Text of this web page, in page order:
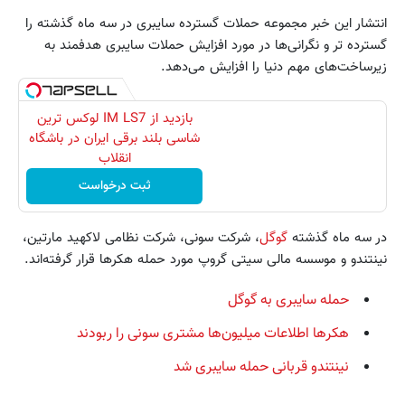
انتشار این خبر مجموعه حملات گسترده سایبری در سه ماه گذشته را
گسترده تر و نگرانی‌ها در مورد افزایش حملات سایبری هدفمند به
زیرساخت‌های مهم دنیا را افزایش می‌دهد.
بازدید از IM LS7 لوکس ترین
شاسی بلند برقی ایران در باشگاه
انقلاب
ثبت درخواست
در سه ماه گذشته گوگل، شرکت سونی، شرکت نظامی لاکهید مارتین،
نینتندو و موسسه مالی سیتی گروپ مورد حمله هکرها قرار گرفته‌اند.
حمله سایبری به گوگل
هکرها اطلاعات میلیون‌ها مشتری سونی را ربودند
نینتندو قربانی حمله سایبری شد